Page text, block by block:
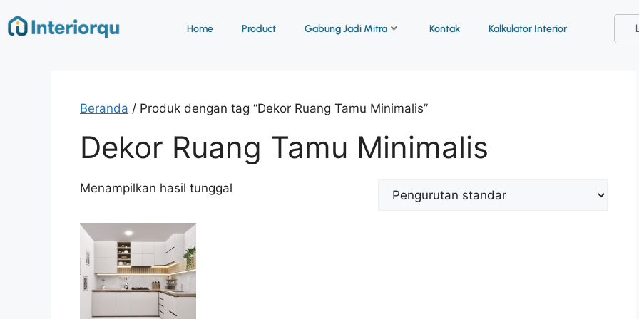
Home Product Gabung Jadi Mitra Kontak Kalkulator Interior
Beranda / Produk dengan tag “Dekor Ruang Tamu Minimalis”
Dekor Ruang Tamu Minimalis
Menampilkan hasil tunggal